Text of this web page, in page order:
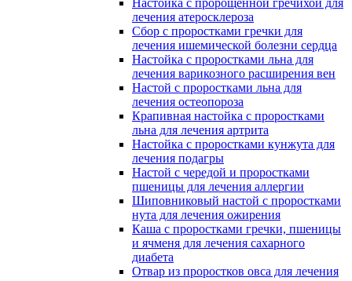
Настойка с пророщенной гречихой для
лечения атеросклероза
Сбор с проростками гречки для
лечения ишемической болезни сердца
Настойка с проростками льна для
лечения варикозного расширения вен
Настой с проростками льна для
лечения остеопороза
Крапивная настойка с проростками
льна для лечения артрита
Настойка с проростками кунжута для
лечения подагры
Настой с чередой и проростками
пшеницы для лечения аллергии
Шиповниковый настой с проростками
нута для лечения ожирения
Каша с проростками гречки, пшеницы
и ячменя для лечения сахарного
диабета
Отвар из проростков овса для лечения